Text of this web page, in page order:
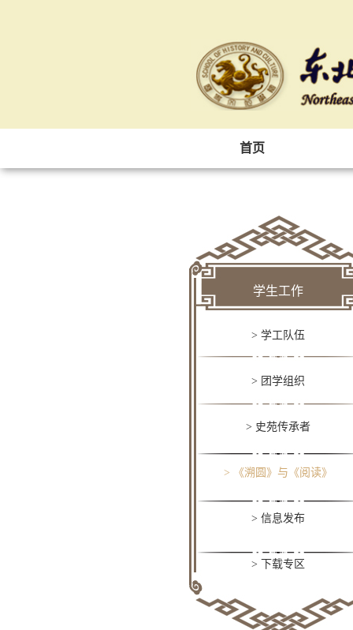
首页
学生工作
> 学工队伍
> 团学组织
> 史苑传承者
> 《溯圆》与《阅读》
> 信息发布
> 下载专区